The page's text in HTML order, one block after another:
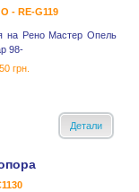
- RE-G119
на Рено Мастер Опель
98-
грн.
Детали